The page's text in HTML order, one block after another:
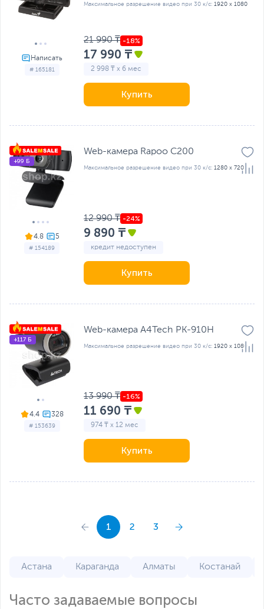
# 165181
Максимальное разрешение видео при 30 к/с: 1920 x 1080
21 990 ₸
17 990 ₸
2 998 ₸ x 6 мес
Купить
4.8
# 154189
+99 Б
Web-камера Rapoo C200
Максимальное разрешение видео при 30 к/с: 1280 x 720
12 990 ₸
9 890 ₸
кредит недоступен
Купить
4.4
# 153639
+117 Б
Web-камера A4Tech PK-910H
Максимальное разрешение видео при 30 к/с: 1920 x 1080
13 990 ₸
11 690 ₸
974 ₸ x 12 мес
Купить
1 2 3
Астана Караганда Алматы Костанай
Часто задаваемые вопросы